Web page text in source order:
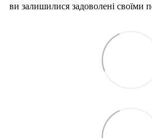
ви залишилися задоволені своїми